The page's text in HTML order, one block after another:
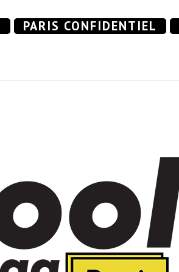
PARIS CONFIDENTIEL